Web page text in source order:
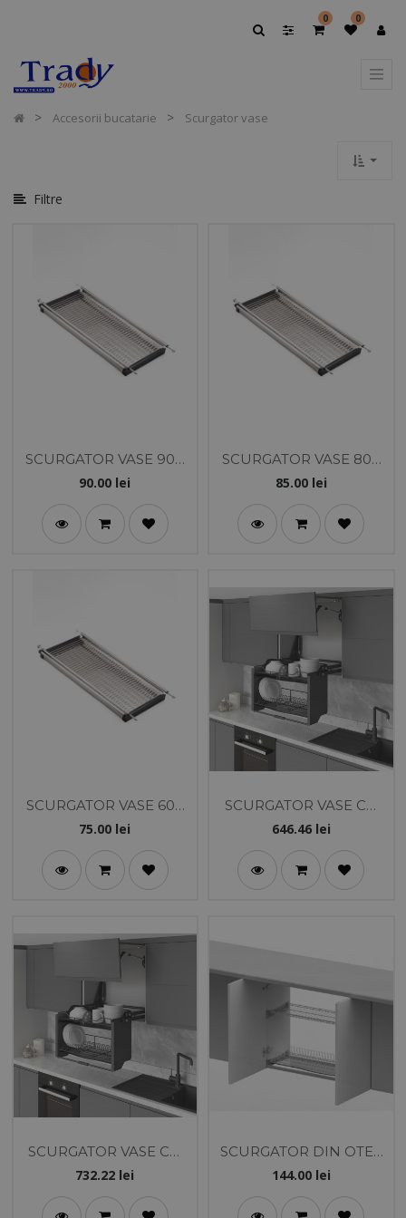
0 0
Accesorii bucatarie Scurgator vase
Filtre
Afișați
Categoriile
SCURGATOR VASE 900
INOX T&D
90.00 lei
SCURGATOR VASE 800
INOX T&D
85.00lei
SCURGATOR VASE 600
INOX T&D
75.00 lei
SCURGATOR VASE CU
LIFT 60 CM - ANTRACIT
646.46lei
SCURGATOR VASE CU
LIFT 80 CM - ANTRACIT
732.22 lei
SCURGATOR DIN OTEL
TRATAT CU CADRU 600
144.00lei